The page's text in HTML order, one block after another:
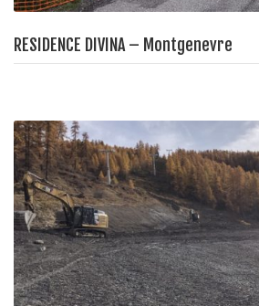
RESIDENCE DIVINA – Montgenevre